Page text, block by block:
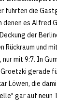
führten die
denen es Alfred
der
Rückraum und
mit 9:7. In
gerade
Löwen, die
gar auf neun